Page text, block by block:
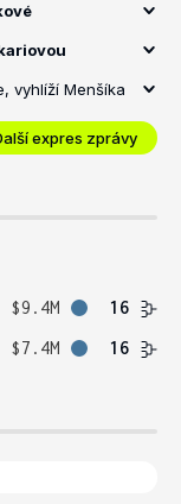
vyhlíží Menšíka
expres zprávy
$9.4M
16
$7.4M 16